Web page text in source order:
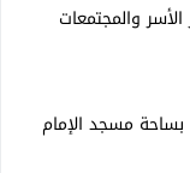
والمجتمعات
بساحة مسجد الإمام